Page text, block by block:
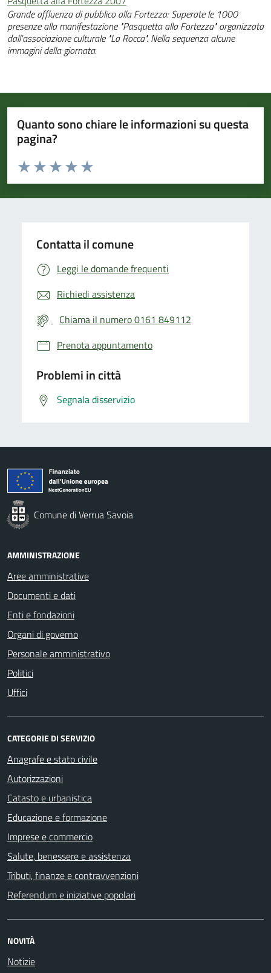
Grande affluenza di pubblico alla Fortezza: Superate le 1000
presenze alla manifestazione "Pasquetta alla Fortezza" organizzata
dall'associazione culturale "La Rocca". Nella sequenza alcune
immagini della giornata.
Quanto sono chiare le informazioni su questa
pagina?
Valuta da 1 a 5 stelle la pagina
Valuta 5 stelle su 5
Valuta 4 stelle su 5
Valuta 3 stelle su 5
Valuta 2 stelle su 5
Valuta 1 stelle su 5
Contatta il comune
Leggi le domande frequenti
Richiedi assistenza
Chiama il numero 0161 849112
Prenota appuntamento
Problemi in città
Segnala disservizio
Comune di Verrua Savoia
AMMINISTRAZIONE
Aree amministrative
Documenti e dati
Enti e fondazioni
Organi di governo
Personale amministrativo
Politici
Uffici
CATEGORIE DI SERVIZIO
Anagrafe e stato civile
Autorizzazioni
Catasto e urbanistica
Educazione e formazione
Imprese e commercio
Salute, benessere e assistenza
Tributi, finanze e contravvenzioni
Referendum e iniziative popolari
NOVITÀ
Notizie